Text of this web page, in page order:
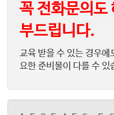
꼭 전화문의도
부드립니다.
교육 받을 수 있는 경우에
요한 준비물이 다를 수 있